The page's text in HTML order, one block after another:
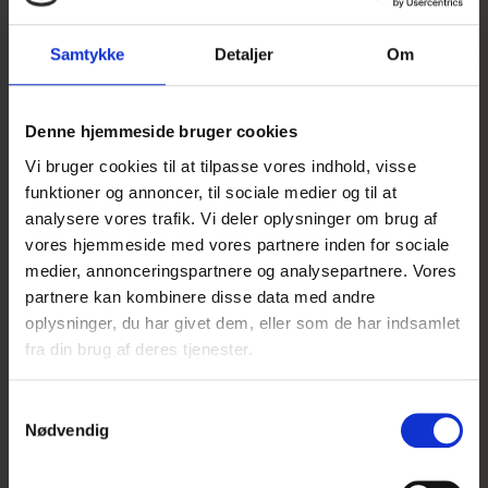
Samtykke Detaljer Om
Denne hjemmeside bruger cookies
Vi bruger cookies til at tilpasse vores indhold, visse
funktioner og annoncer, til sociale medier og til at
analysere vores trafik. Vi deler oplysninger om brug af
vores hjemmeside med vores partnere inden for sociale
medier, annonceringspartnere og analysepartnere. Vores
partnere kan kombinere disse data med andre
oplysninger, du har givet dem, eller som de har indsamlet
fra din brug af deres tjenester.
Nødvendig
Porcelænshyacint, Hvid
1,20 DKKv/ 10 stk.
Vis produkt
UDSOLGT